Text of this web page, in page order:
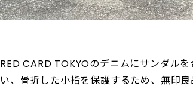
RED CARD TOKYOのデニムにサンダル
い、骨折した小指を保護するため、無印